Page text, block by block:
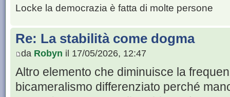
Locke la democrazia è fatta di molte persone
Re: La stabilità come dogma
da Robyn il 17/05/2026, 12:47
Altro elemento che diminuisce la
bicameralismo differenziato perché